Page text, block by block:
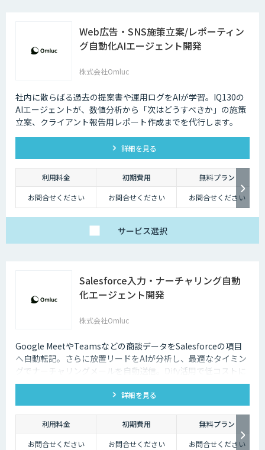
Web広告・SNS施策立案/レポーティン
グ自動化AIエージェント開発
株式会社Omluc
社内に散らばる過去の提案書や運用ログをAIが学習。IQ130の
AIエージェントが、数値分析から「次はどうすべきか」の施策
立案、クライアント報告用レポート作成までを代行します。
詳細を見る
利用料金 初期費用
無料プラン
お問合せください
お問合せください お問合せください
サービス選択
Salesforce入力・ナーチャリング自動
化エージェント開発
株式会社Omluc
Google MeetやTeamsなどの商談データをSalesforceの項目
へ自動転記。さらに放置リードをAIが分析し、最適なタイミン
グでナーチャリングメールを自動送信。Dify活用で低コストに
実現します。
詳細を見る
利用料金 初期費用
無料プラン
お問合せください
お問合せください お問合せください